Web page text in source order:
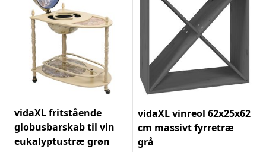
vidaXL fritstående
globusbarskab til vin
eukalyptustræ grøn
vidaXL vinreol 62x25x62
cm massivt fyrretræ
grå